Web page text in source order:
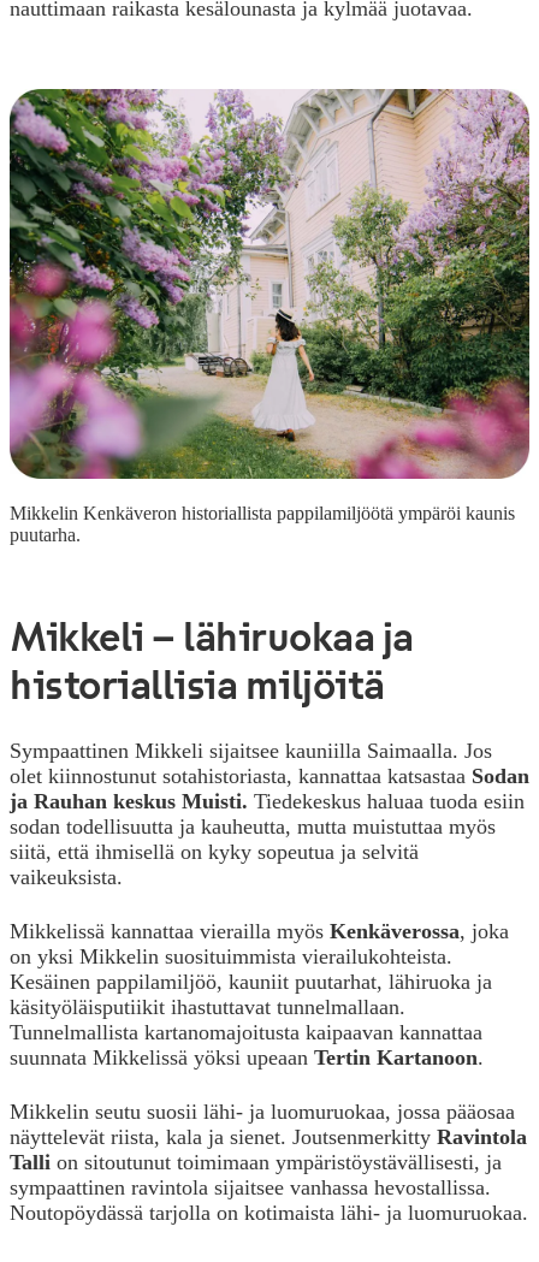
nauttimaan raikasta kesälounasta ja kylmää juotavaa.
Mikkelin Kenkäveron historiallista pappilamiljöötä ympäröi kaunis
puutarha.
Mikkeli – lähiruokaa ja
historiallisia miljöitä
Sympaattinen Mikkeli sijaitsee kauniilla Saimaalla. Jos
olet kiinnostunut sotahistoriasta, kannattaa katsastaa Sodan
ja Rauhan keskus Muisti. Tiedekeskus haluaa tuoda esiin
sodan todellisuutta ja kauheutta, mutta muistuttaa myös
siitä, että ihmisellä on kyky sopeutua ja selvitä
vaikeuksista.
Mikkelissä kannattaa vierailla myös Kenkäverossa, joka
on yksi Mikkelin suosituimmista vierailukohteista.
Kesäinen pappilamiljöö, kauniit puutarhat, lähiruoka ja
käsityöläisputiikit ihastuttavat tunnelmallaan.
Tunnelmallista kartanomajoitusta kaipaavan kannattaa
suunnata Mikkelissä yöksi upeaan Tertin Kartanoon.
Mikkelin seutu suosii lähi- ja luomuruokaa, jossa pääosaa
näyttelevät riista, kala ja sienet. Joutsenmerkitty Ravintola
Talli on sitoutunut toimimaan ympäristöystävällisesti, ja
sympaattinen ravintola sijaitsee vanhassa hevostallissa.
Noutopöydässä tarjolla on kotimaista lähi- ja luomuruokaa.